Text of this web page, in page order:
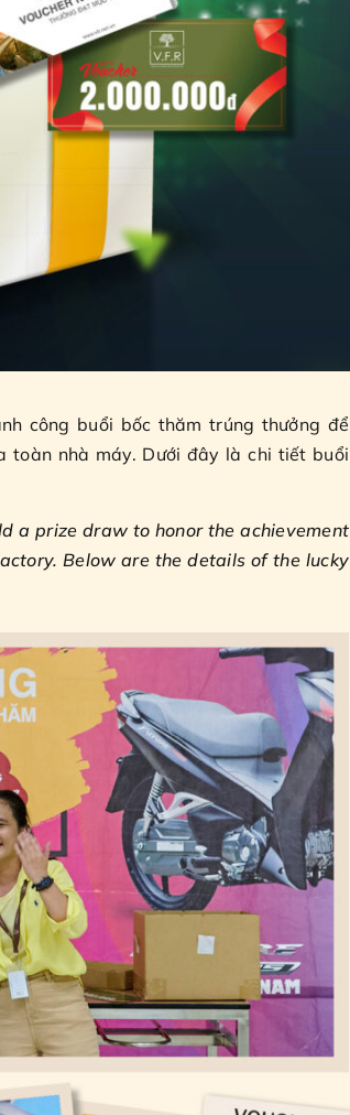
công buổi bốc thăm trúng thưởng để
nhà máy. Dưới đây là chi tiết buổi
a prize draw to honor the achievement
Below are the details of the lucky